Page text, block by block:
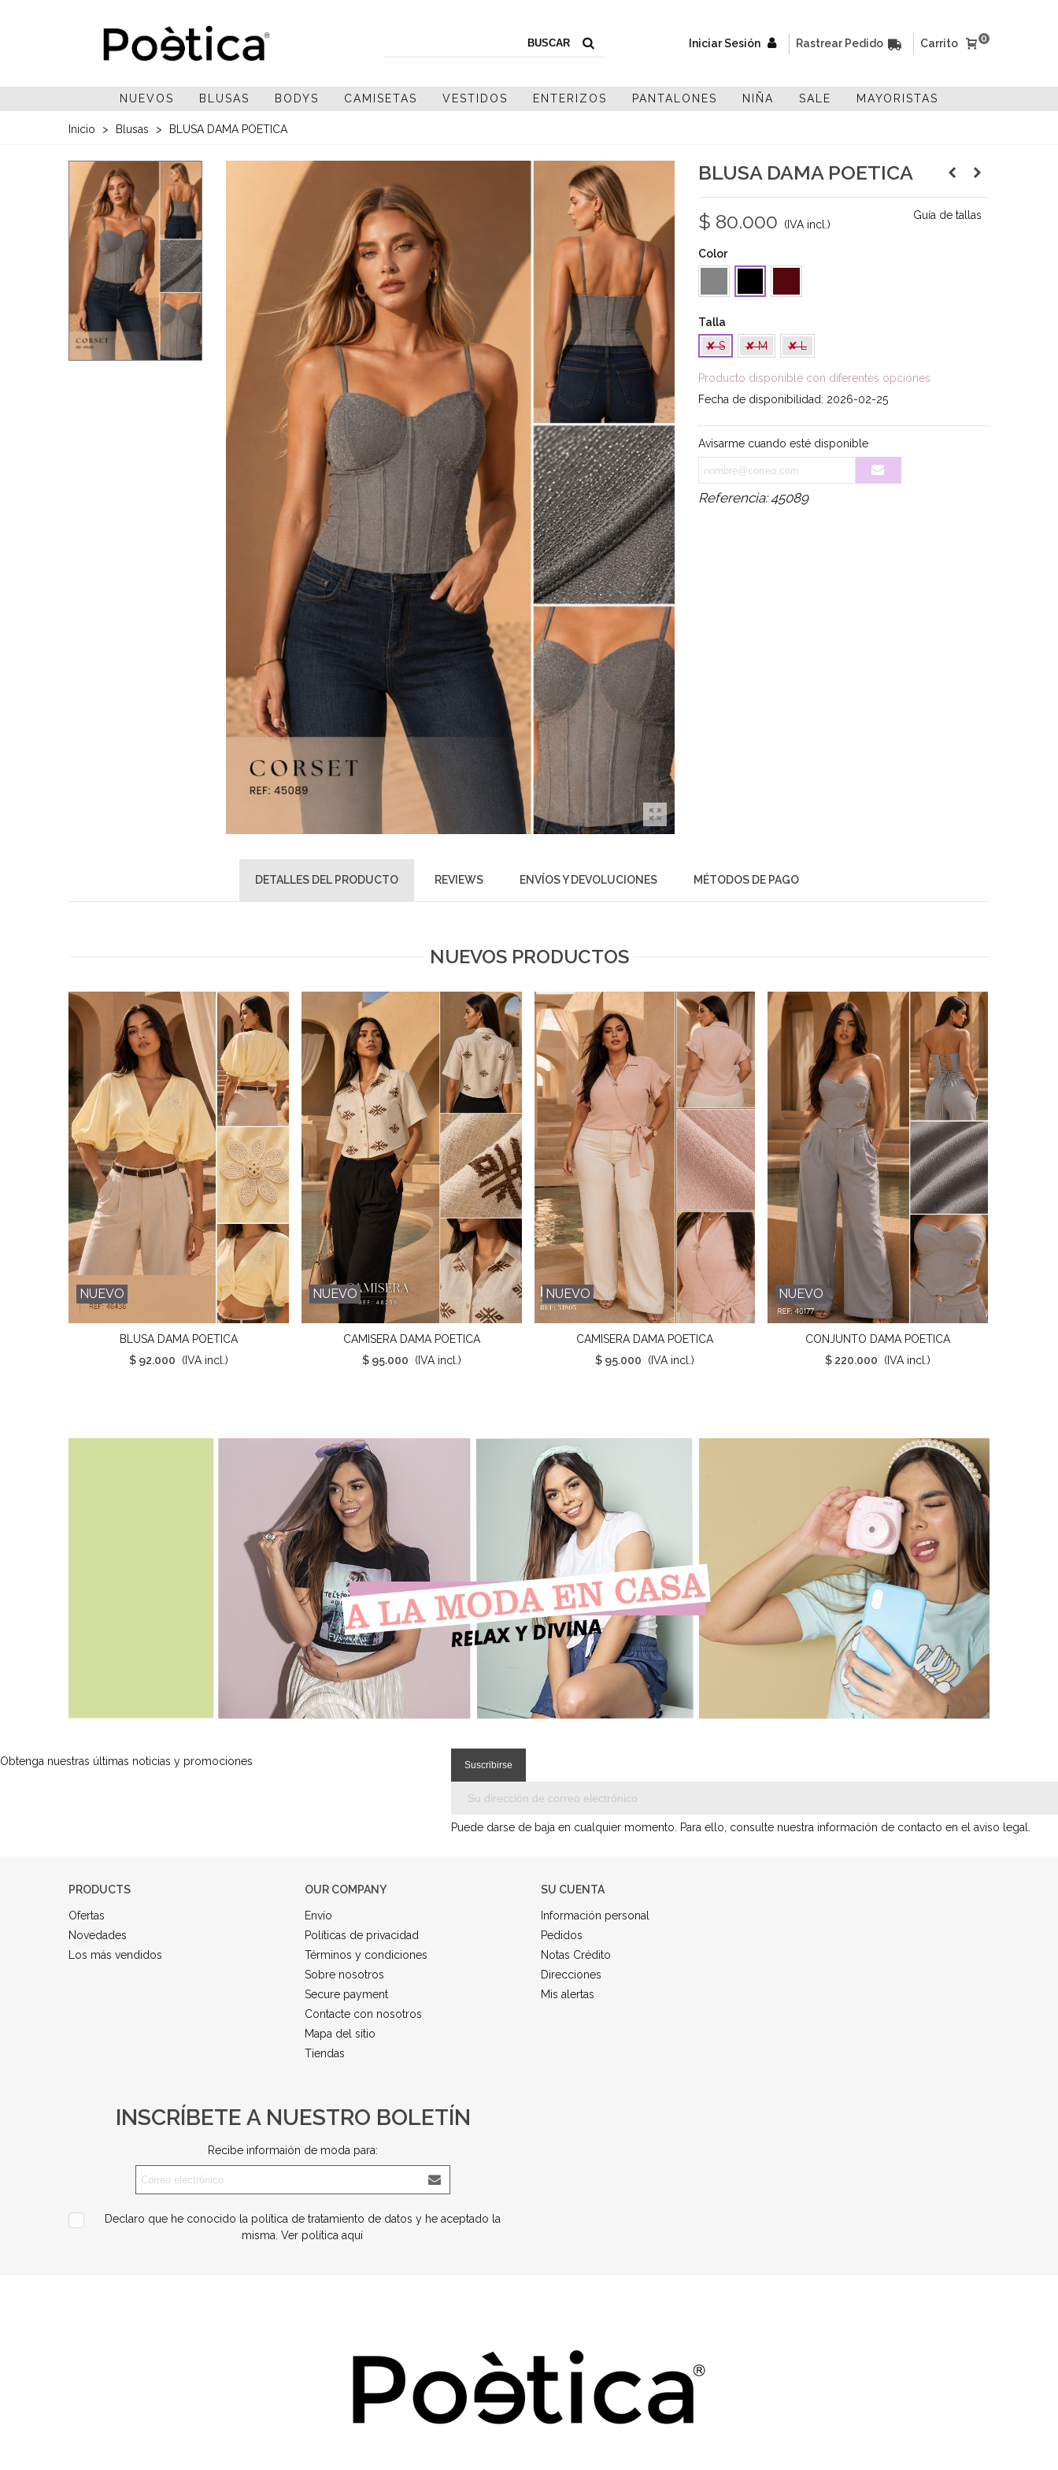
Iniciar Sesión Rastrear Pedido 0
Carrito
NUEVOS BLUSAS BODYS CAMISETAS VESTIDOS ENTERIZOS PANTALONES NIÑA SALE MAYORISTAS
Inicio > Blusas > BLUSA DAMA POETICA
BLUSA DAMA POETICA
$ 80.000 (IVA incl.)
Guía de tallas
Color
Talla
✘ S
✘ M ✘ L
Producto disponible con diferentes opciones
Fecha de disponibilidad: 2026-02-25
Avisarme cuando esté disponible
Referencia: 45089
DETALLES DEL PRODUCTO REVIEWS ENVÍOS Y DEVOLUCIONES MÉTODOS DE PAGO
NUEVOS PRODUCTOS
NUEVO
Favorito
BLUSA DAMA POETICA
$ 92.000
(IVA incl.)
NUEVO
Favorito
CAMISERA DAMA POETICA
$ 95.000
(IVA incl.)
NUEVO
Favorito
CAMISERA DAMA POETICA
$ 95.000
(IVA incl.)
NUEVO
Favorito
CONJUNTO DAMA POETICA
$ 220.000
(IVA incl.)
Obtenga nuestras últimas noticias y promociones
Puede darse de baja en cualquier momento. Para ello, consulte nuestra información de contacto en el aviso legal.
PRODUCTS
Ofertas
Novedades
Los más vendidos
OUR COMPANY
Envío
Políticas de privacidad
Términos y condiciones
Sobre nosotros
Secure payment
Contacte con nosotros
Mapa del sitio
Tiendas
SU CUENTA
Información personal
Pedidos
Notas Crédito
Direcciones
Mis alertas
INSCRÍBETE A NUESTRO BOLETÍN
Recibe informaión de moda para:
Declaro que he conocido la política de tratamiento de datos y he aceptado la
misma. Ver política aquí